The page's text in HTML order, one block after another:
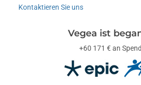
Kontaktieren Sie uns
Vegea ist
+60 171 € an